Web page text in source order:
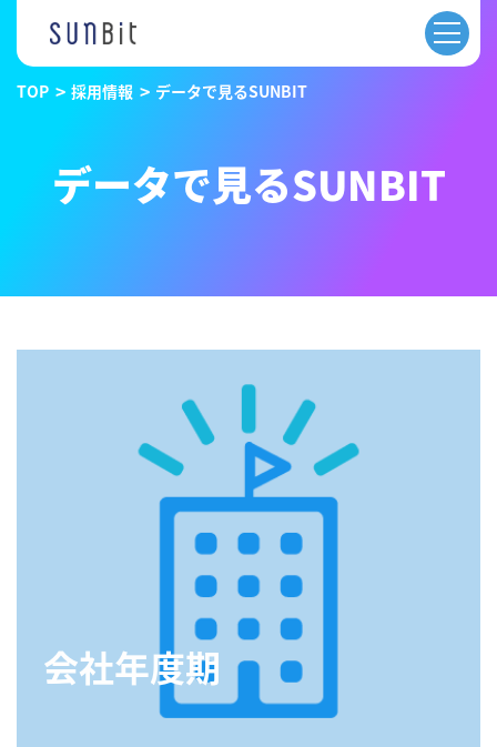
データで見るSUNBIT
会社年度期
TOP 採用情報 データで見るSUNBIT